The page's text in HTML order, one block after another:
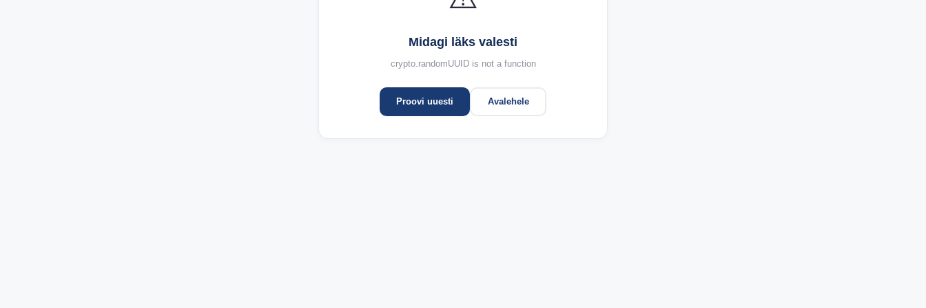
Midagi läks valesti
crypto.randomUUID is not a function
Proovi uuesti Avalehele